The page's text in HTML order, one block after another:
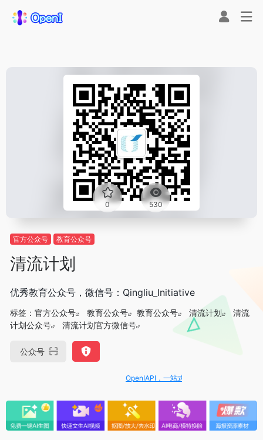
0 530
官方公众号 教育公众号
清流计划
优秀教育公众号，微信号：Qingliu_Initiative
标签： 官方公众号 教育公众号 教育公众号 清流计划
清流
计划公众号
清流计划官方微信号
公众号
OpenIAPI，一站式大模型API聚合平台